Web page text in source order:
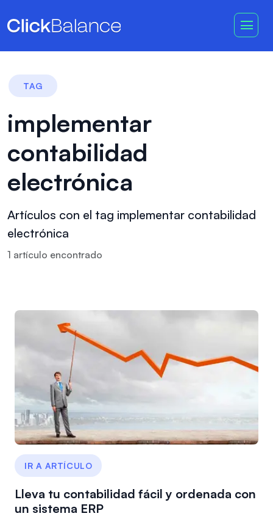
TAG
implementar
contabilidad
electrónica
Artículos con el tag implementar contabilidad
electrónica
1 artículo encontrado
IR A ARTÍCULO
Lleva tu contabilidad fácil y ordenada con
un sistema ERP